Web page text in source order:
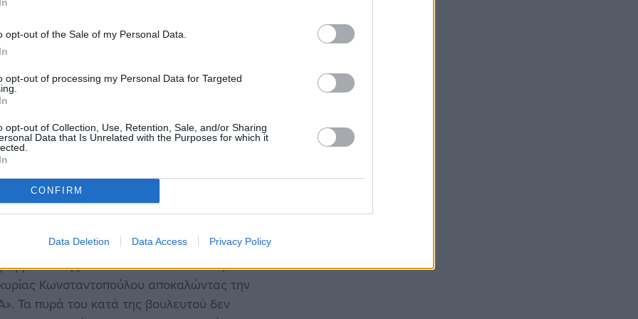
opt-out of the Sale of my Personal Data.
opt-out of processing my Personal Data for Targeted
opt-out of Collection, Use, Retention, Sale, and/or Sharing
Data that Is Unrelated with the Purposes for which it
CONFIRM
Data Deletion Data Access Privacy Policy
ότι παρά ταύτα έστειλε τα
είπε άλλωστε «καμία ενέργεια δεν μπορεί αν
ότι είναι εμπλεκόμενος». Ενώ
περί προκαταρκτικής εξέτασης που
δεν μπορεί, όπως είπε, να γίνει
έγινε, είναι λάθος». Μάλιστα εστίασε στην
«χωρίς αξιολόγηση», κάτι που όπως
παραλείπει ο ΣΥΡΙΖΑ το ΄΄χωρίς
εξέταση΄΄. Δεν υπάρχει καμία
καμία προκαταρκτική εξέταση», δήλωσε ο
ΣΥΡΙΖΑ»
της Κ.Ο. του ΠαΣοΚ ο οποίος δεν
Κωνσταντοπούλου αποκαλώντας την
Τα πυρά του κατά της βουλευτού δεν